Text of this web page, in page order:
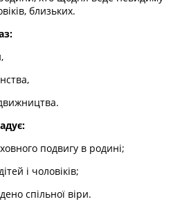
близьких.
подвигу в родині;
і чоловіків;
спільної віри.